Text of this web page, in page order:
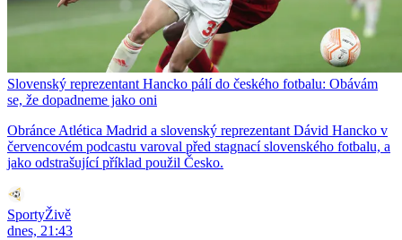
Slovenský reprezentant Hancko pálí do českého fotbalu: Obávám
se, že dopadneme jako oni
Obránce Atlética Madrid a slovenský reprezentant Dávid Hancko v
červencovém podcastu varoval před stagnací slovenského fotbalu, a
jako odstrašující příklad použil Česko.
SportyŽivě
dnes, 21:43